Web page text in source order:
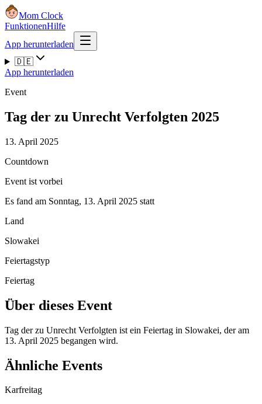
Mom Clock
FunktionenHilfe
App herunterladen
🇩🇪
App herunterladen
Event
Tag der zu Unrecht Verfolgten 2025
13. April 2025
Countdown
Event ist vorbei
Es fand am Sonntag, 13. April 2025 statt
Land
Slowakei
Feiertagstyp
Feiertag
Über dieses Event
Tag der zu Unrecht Verfolgten ist ein Feiertag in Slowakei, der am
13. April 2025 begangen wird.
Ähnliche Events
Karfreitag